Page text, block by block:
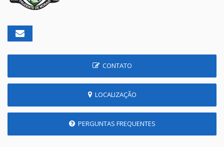
CONTATO
LOCALIZAÇÃO
PERGUNTAS FREQUENTES